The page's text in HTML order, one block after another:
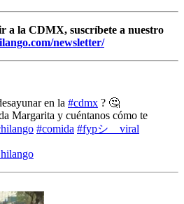
a la CDMX, suscríbete a nuestro
newsletter/
en la #cdmx ? 🤔
Margarita y cuéntanos cómo te
#comida #fypシ゚viral